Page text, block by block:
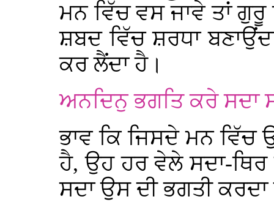
ਮਨ ਵਿੱਚ ਵਸ ਜਾਵੇ ਤਾਂ
ਸ਼ਬਦ ਵਿੱਚ ਸ਼ਰਧਾ
ਕਰ ਲੈਂਦਾ ਹੈ।
ਅਨਦਿਨੁ ਭਗਤਿ ਕਰੇ ਸਦਾ
ਭਾਵ ਕਿ ਜਿਸਦੇ ਮਨ ਵਿੱਚ
ਹੈ, ਉਹ ਹਰ ਵੇਲੇ ਸਦਾ-
ਸਦਾ ਉਸ ਦੀ ਭਗਤੀ